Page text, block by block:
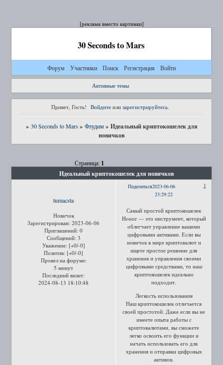
[реклама вместо картинки]
30 Seconds to Mars
Форум Участники Поиск Регистрация Войти
Активные темы
Привет, Гость! Войдите или зарегистрируйтесь.
» 30 Seconds to Mars » Флудим » Идеальный криптокошелек для
новичков
Идеальный криптокошелек для новичков
Страница: 1
Поделиться 1
2023-06-06
23:29:22
tumacsta
Новичок
Зарегистрирован: 2023-06-06
Приглашений: 0
Сообщений: 3
Уважение: [+0/-0]
Позитив: [+0/-0]
Провел на форуме:
5 минут
Последний визит:
2024-08-13 18:10:48
Самый простой криптокошелек
Honee — это инструмент, который
облегчает управление вашими
цифровыми активами. Если вы
новичок в мире криптовалют и
ищете простое решение для
хранения и управления своими
цифровыми средствами, то наш
криптокошелек идеально
подходит.
Легкость использования
Наш криптокошелек отличается
своей простотой. Даже если вы не
имеете опыта работы с
криптовалютами, вы сможете
легко освоить его функции и
начать использовать его для
хранения и отправки цифровых
активов.